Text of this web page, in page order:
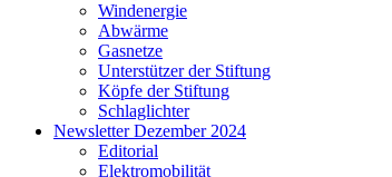
Windenergie
Abwärme
Gasnetze
Unterstützer der Stiftung
Köpfe der Stiftung
Schlaglichter
Newsletter Dezember 2024
Editorial
Elektromobilität